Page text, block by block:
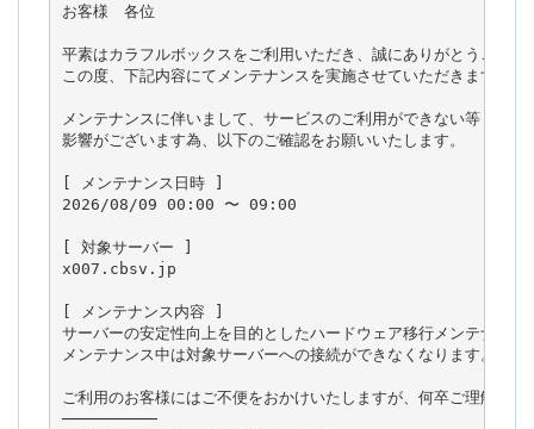
お客様　各位
平素はカラフルボックスをご利用いただき、誠にありがとうござい
この度、下記内容にてメンテナンスを実施させていただきます。
メンテナンスに伴いまして、サービスのご利用ができない等
影響がございます為、以下のご確認をお願いいたします。
[ メンテナンス日時 ]
2026/08/09 00:00 〜 09:00
[ 対象サーバー ]
x007.cbsv.jp
[ メンテナンス内容 ]
サーバーの安定性向上を目的としたハードウェア移行メンテナンス
メンテナンス中は対象サーバーへの接続ができなくなります。
ご利用のお客様にはご不便をおかけいたしますが、何卒ご理解のほ
──────────